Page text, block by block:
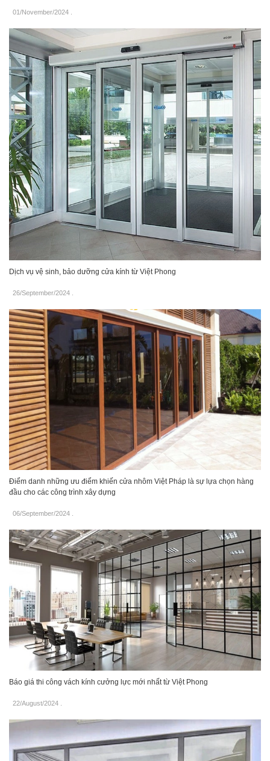
01/November/2024
Dịch vụ vệ sinh, bảo dưỡng cửa kính từ Việt Phong
26/September/2024 .
Điểm danh những ưu điểm khiến cửa nhôm Việt Pháp là sự lựa chọn hàng
đầu cho các công trình xây dựng
06/September/2024
Báo giá thi công vách kính cưởng lực mới nhất từ Việt Phong
22/August/2024